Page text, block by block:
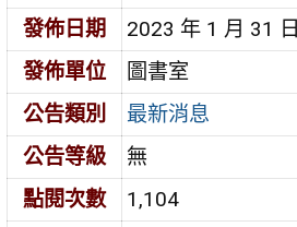
發佈日期
2023 年 1 月 31 日
發佈單位
圖書室
公告類別
最新消息
公告等級
無
點閱次數
1,104